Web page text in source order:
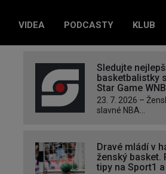
VIDEA PODCASTY KLUB
Sledujte
basketbalistky
Star Game
23. 7. 2026 –
slavné NBA...
Dravé mládí v
ženský basket.
tipy na Sport1